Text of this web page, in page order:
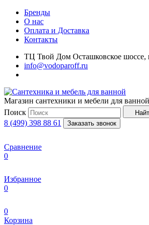
Бренды
О нас
Оплата и Доставка
Контакты
ТЦ Твой Дом Осташковское шоссе,
info@vodoparoff.ru
Магазин сантехники и мебели для ванной
Поиск
8 (499) 398 88 61 Заказать звонок
Сравнение
0
Избранное
0
0
Корзина